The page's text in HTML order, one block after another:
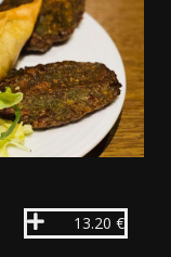
13.20 €